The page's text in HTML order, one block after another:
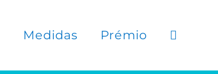
Medidas Prémio